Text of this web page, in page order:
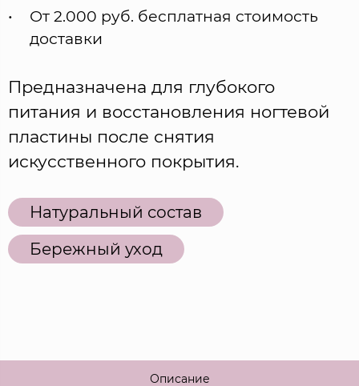
От 2.000 руб. бесплатная стоимость
доставки
Предназначена для глубокого
питания и восстановления ногтевой
пластины после снятия
искусственного покрытия.
Натуральный состав
Бережный уход
Описание